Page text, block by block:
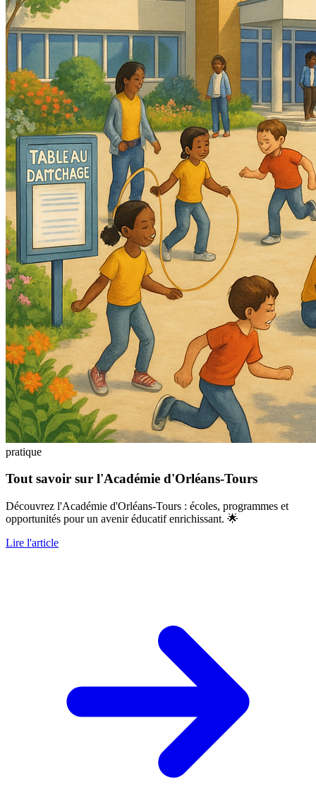
pratique
Tout savoir sur l'Académie d'Orléans-Tours
Découvrez l'Académie d'Orléans-Tours : écoles, programmes et
opportunités pour un avenir éducatif enrichissant. 🌟
Lire l'article